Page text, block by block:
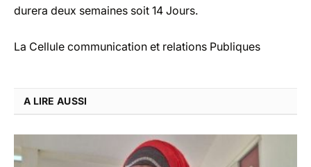
durera deux semaines soit 14 Jours.
La Cellule communication et relations Publiques
A LIRE AUSSI